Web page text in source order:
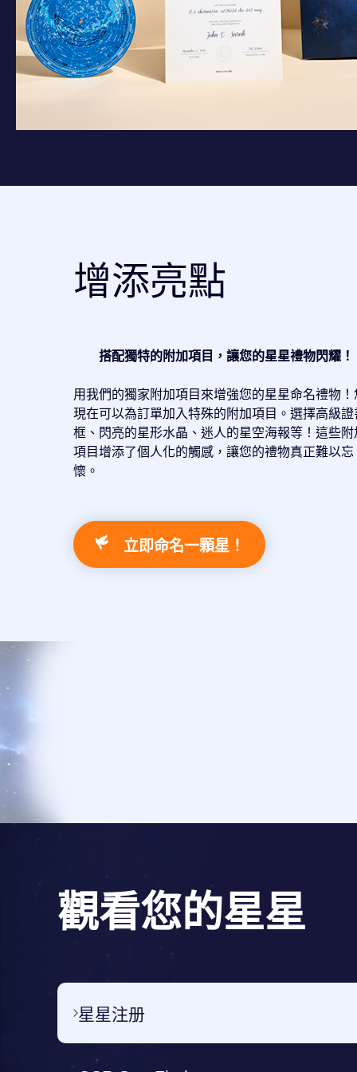
增添亮點
搭配獨特的附加項目，讓您的星星禮物閃耀！
用我們的獨家附加項目來增強您的星星命名禮物！
現在可以為訂單加入特殊的附加項目。選擇高級證
框、閃亮的星形水晶、迷人的星空海報等！這些附
項目增添了個人化的觸感，讓您的禮物真正難以忘
懷。
立即命名一顆星！
觀看您的星星
星星注册